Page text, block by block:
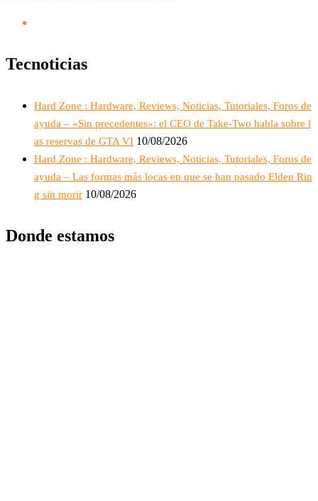
Tecnoticias
Hard Zone : Hardware, Reviews, Noticias, Tutoriales, Foros de
ayuda – «Sin precedentes»: el CEO de Take-Two habla sobre l
as reservas de GTA VI 10/08/2026
Hard Zone : Hardware, Reviews, Noticias, Tutoriales, Foros de
ayuda – Las formas más locas en que se han pasado Elden Rin
g sin morir 10/08/2026
Donde estamos